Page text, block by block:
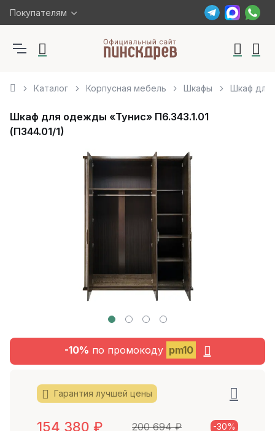
Покупателям
Каталог Корпусная мебель Шкафы Шкаф для
Шкаф для одежды «Тунис» П6.343.1.01
(П344.01/1)
-10% по промокоду pm10
Гарантия лучшей цены
154 380 ₽ 200 694₽ -30%